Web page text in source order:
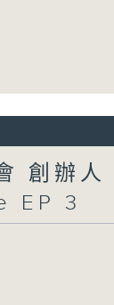
創辦人
EP 3